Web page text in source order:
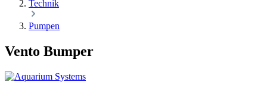
Technik
Pumpen
Vento Bumper